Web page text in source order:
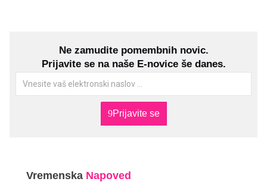
Ne zamudite pomembnih novic.
Prijavite se na naše E-novice še danes.
Prijavite se
Vremenska Napoved